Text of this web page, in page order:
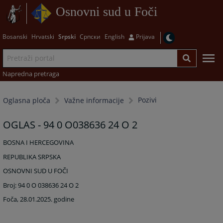
Osnovni sud u Foči
Bosanski Hrvatski Srpski Српски English Prijava
Napredna pretraga
Oglasna ploča Važne informacije Pozivi
OGLAS - 94 0 O038636 24 O 2
BOSNA I HERCEGOVINA
REPUBLIKA SRPSKA
OSNOVNI SUD U FOČI
Broj: 94 0 O 038636 24 O 2
Foča, 28.01.2025. godine